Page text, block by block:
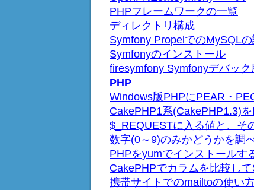
PHPフレームワークの一覧
ディレクトリ構成
Symfony PropelでのMySQL
Symfonyのインストール
firesymfony Symfonyデバッ
PHP
Windows版PHPにPEAR・
CakePHP1系(CakePHP1.3)
$_REQUESTに入る値と、そ
数字(0～9)のみかどうかを調
PHPをyumでインストールす
CakePHPでカラムを比較し
携帯サイトでのmailtoの使い